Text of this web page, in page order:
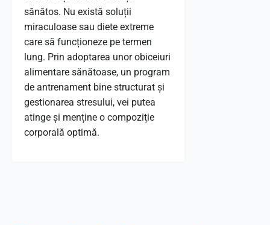
sănătos. Nu există soluții
miraculoase sau diete extreme
care să funcționeze pe termen
lung. Prin adoptarea unor obiceiuri
alimentare sănătoase, un program
de antrenament bine structurat și
gestionarea stresului, vei putea
atinge și menține o compoziție
corporală optimă.